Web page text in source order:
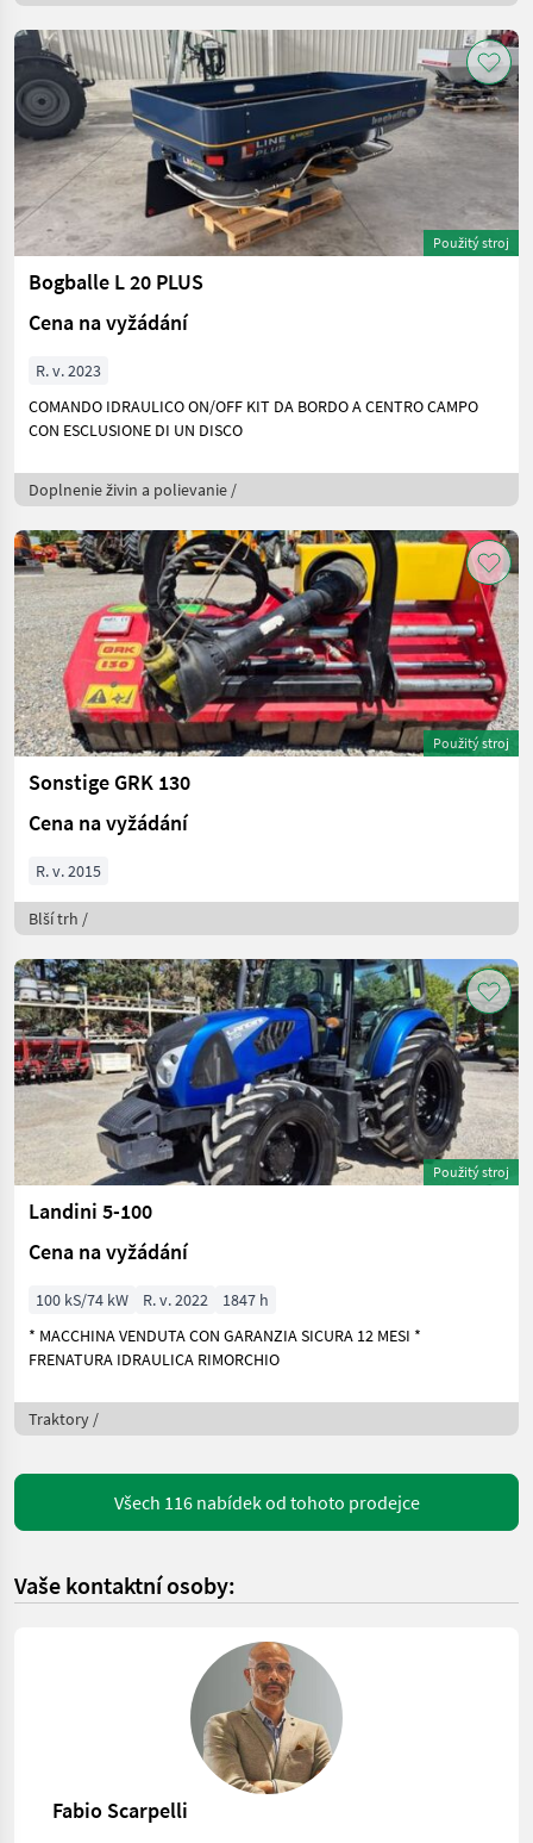
Použitý stroj
Bogballe L 20 PLUS
Cena na vyžádání
R. v. 2023
COMANDO IDRAULICO ON/OFF KIT DA BORDO A CENTRO CAMPO
CON ESCLUSIONE DI UN DISCO
Doplnenie živin a polievanie /
Použitý stroj
Sonstige GRK 130
Cena na vyžádání
R. v. 2015
Blší trh /
Použitý stroj
Landini 5-100
Cena na vyžádání
100 kS/74 kW R. v. 2022
1847 h
* MACCHINA VENDUTA CON GARANZIA SICURA 12 MESI *
FRENATURA IDRAULICA RIMORCHIO
Traktory /
Všech 116 nabídek od tohoto prodejce
Vaše kontaktní osoby:
Fabio Scarpelli